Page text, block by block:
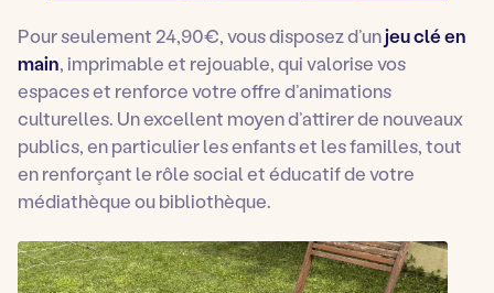
Pour seulement 24,90€, vous disposez d’unjeu clé en
main, imprimable et rejouable, qui valorise vos
espaces et renforce votre offre d’animations
culturelles. Un excellent moyen d’attirer de nouveaux
publics, en particulier les enfants et les familles, tout
en renforçant le rôle social et éducatif de votre
médiathèque ou bibliothèque.